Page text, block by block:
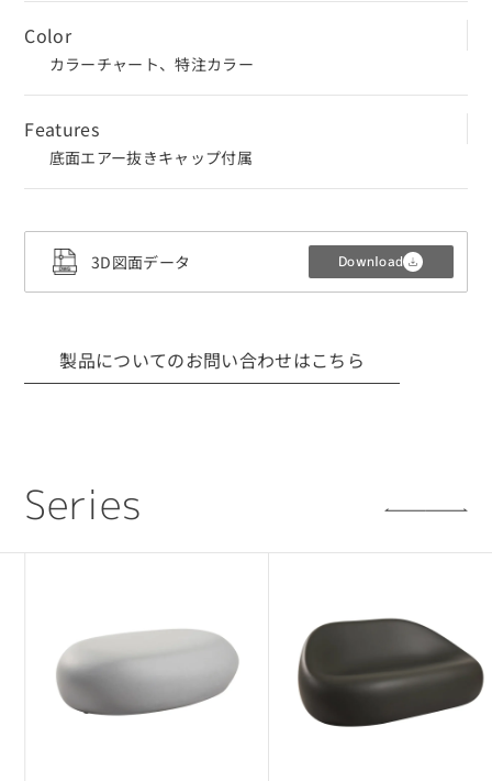
Color
カラーチャート、特注カラー
Features
底面エアー抜きキャップ付属
3D図面データ Download
製品についてのお問い合わせはこちら
Series
3Dデータ（CADデータ）利用規約・注意
■ 利用目的について
CADデータは、当社製品の採用検討を目的とした
利用を想定しています。
CADデータに関する著作権・所有権などの一切の
■ 禁止事項
・利用目的以外で第三者へ開示・提供すること
・CADデータをもとに複製品・類似製品を製作す